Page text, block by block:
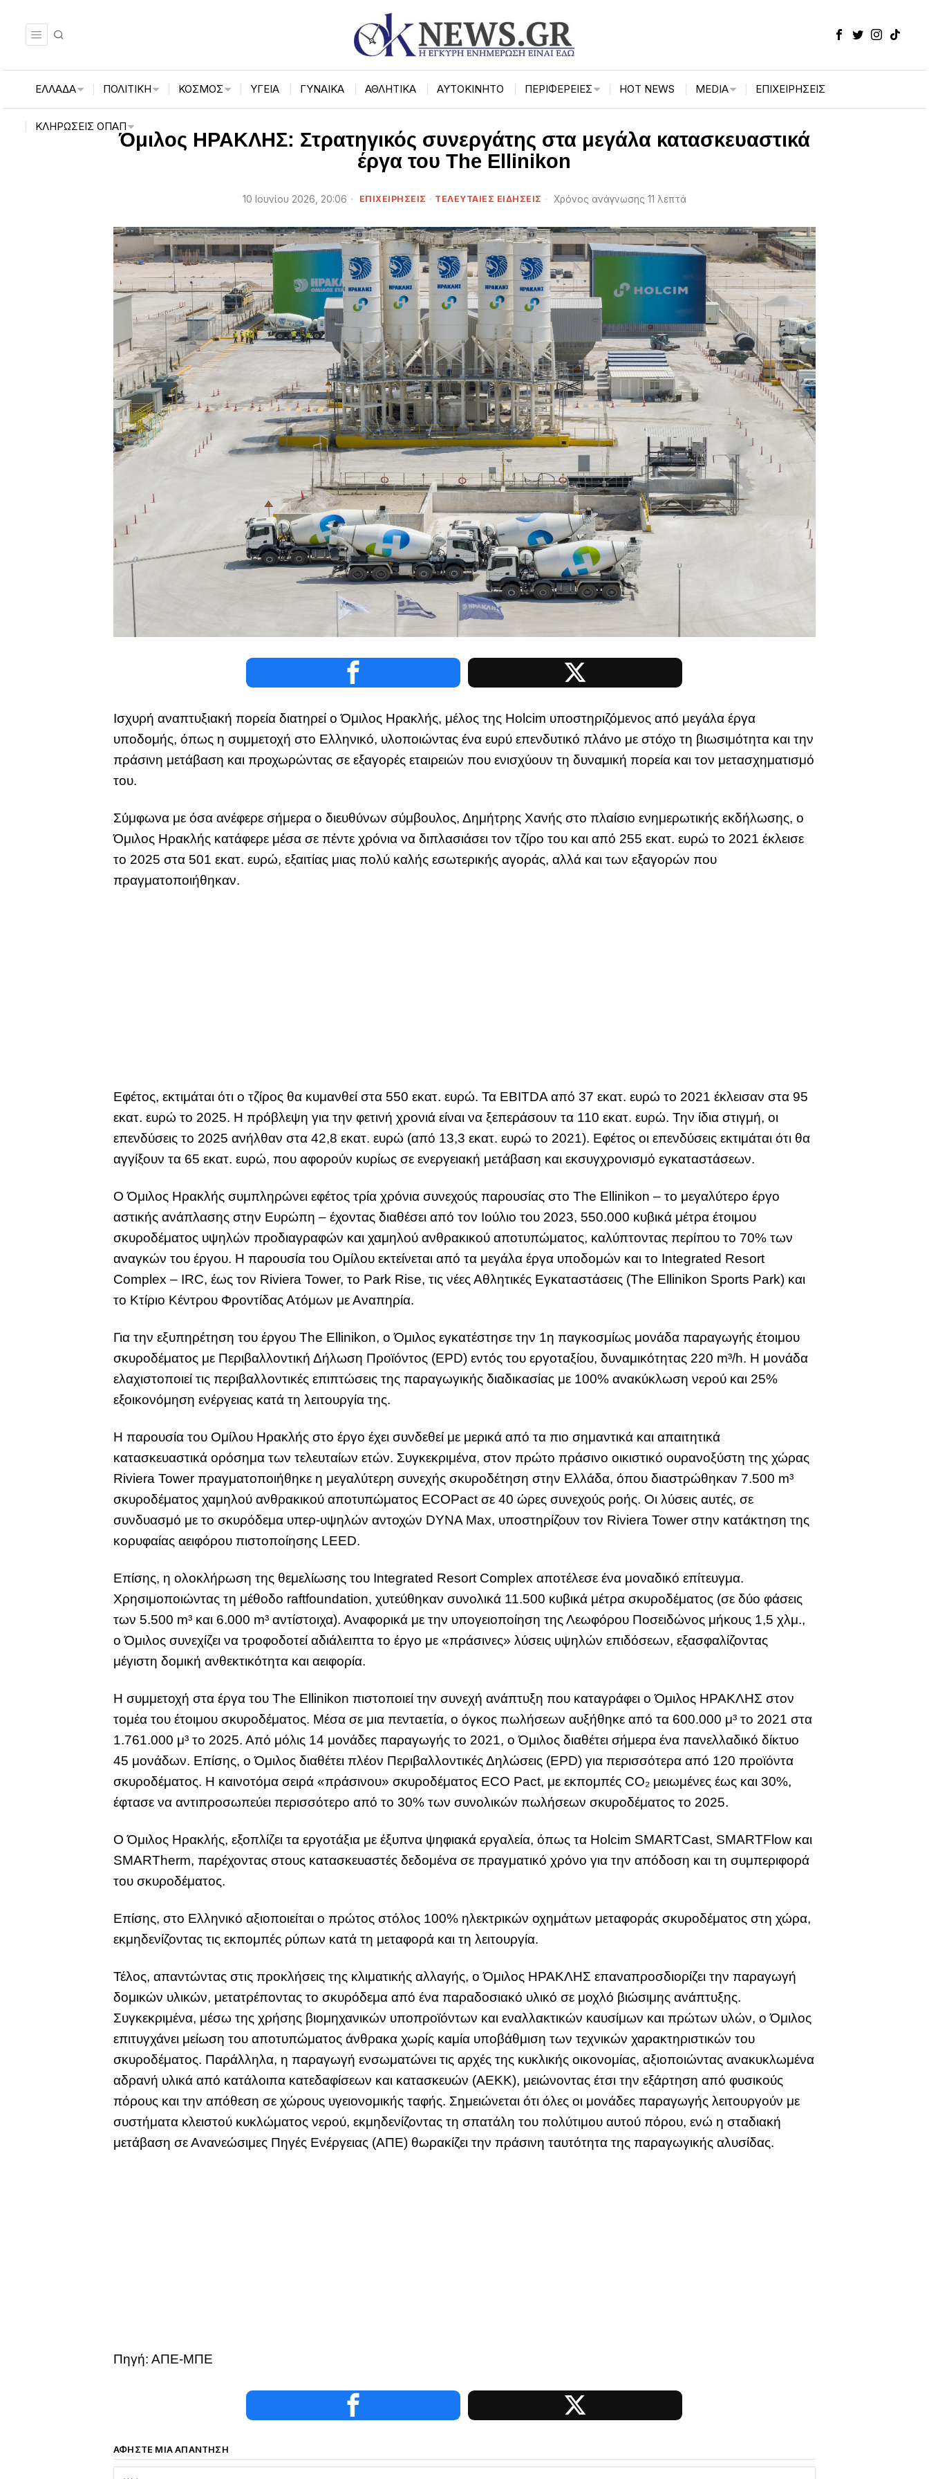
ΕΛΛΑΔΑ ΠΟΛΙΤΙΚΗ ΚΟΣΜΟΣ ΥΓΕΙΑ ΓΥΝΑΙΚΑ ΑΘΛΗΤΙΚΑ ΑΥΤΟΚΙΝΗΤΟ ΠΕΡΙΦΈΡΕΙΕΣ HOT NEWS MEDIA ΕΠΙΧΕΙΡΉΣΕΙΣ
ΚΛΗΡΏΣΕΙΣ ΟΠΑΠ
Όμιλος ΗΡΑΚΛΗΣ: Στρατηγικός συνεργάτης στα μεγάλα κατασκευαστικά
έργα του The Ellinikon
10 Ιουνίου 2026, 20:06 ΕΠΙΧΕΙΡΉΣΕΙΣ · ΤΕΛΕΥΤΑΙΕΣ ΕΙΔΗΣΕΙΣ Χρόνος ανάγνωσης 11 λεπτά
Ισχυρή αναπτυξιακή πορεία διατηρεί ο Όμιλος Ηρακλής, μέλος της Holcim υποστηριζόμενος από μεγάλα έργα
υποδομής, όπως η συμμετοχή στο Ελληνικό, υλοποιώντας ένα ευρύ επενδυτικό πλάνο με στόχο τη βιωσιμότητα και την
πράσινη μετάβαση και προχωρώντας σε εξαγορές εταιρειών που ενισχύουν τη δυναμική πορεία και τον μετασχηματισμό
του.
Σύμφωνα με όσα ανέφερε σήμερα ο διευθύνων σύμβουλος, Δημήτρης Χανής στο πλαίσιο ενημερωτικής εκδήλωσης, ο
Όμιλος Ηρακλής κατάφερε μέσα σε πέντε χρόνια να διπλασιάσει τον τζίρο του και από 255 εκατ. ευρώ το 2021 έκλεισε
το 2025 στα 501 εκατ. ευρώ, εξαιτίας μιας πολύ καλής εσωτερικής αγοράς, αλλά και των εξαγορών που
πραγματοποιήθηκαν.
Εφέτος, εκτιμάται ότι ο τζίρος θα κυμανθεί στα 550 εκατ. ευρώ. Τα EBITDA από 37 εκατ. ευρώ το 2021 έκλεισαν στα 95
εκατ. ευρώ το 2025. Η πρόβλεψη για την φετινή χρονιά είναι να ξεπεράσουν τα 110 εκατ. ευρώ. Την ίδια στιγμή, οι
επενδύσεις το 2025 ανήλθαν στα 42,8 εκατ. ευρώ (από 13,3 εκατ. ευρώ το 2021). Εφέτος οι επενδύσεις εκτιμάται ότι θα
αγγίξουν τα 65 εκατ. ευρώ, που αφορούν κυρίως σε ενεργειακή μετάβαση και εκσυγχρονισμό εγκαταστάσεων.
Ο Όμιλος Ηρακλής συμπληρώνει εφέτος τρία χρόνια συνεχούς παρουσίας στο The Ellinikon – το μεγαλύτερο έργο
αστικής ανάπλασης στην Ευρώπη – έχοντας διαθέσει από τον Ιούλιο του 2023, 550.000 κυβικά μέτρα έτοιμου
σκυροδέματος υψηλών προδιαγραφών και χαμηλού ανθρακικού αποτυπώματος, καλύπτοντας περίπου το 70% των
αναγκών του έργου. Η παρουσία του Ομίλου εκτείνεται από τα μεγάλα έργα υποδομών και το Integrated Resort
Complex – IRC, έως τον Riviera Tower, το Park Rise, τις νέες Αθλητικές Εγκαταστάσεις (The Ellinikon Sports Park) και
το Κτίριο Κέντρου Φροντίδας Ατόμων με Αναπηρία.
Για την εξυπηρέτηση του έργου The Ellinikon, ο Όμιλος εγκατέστησε την 1η παγκοσμίως μονάδα παραγωγής έτοιμου
σκυροδέματος με Περιβαλλοντική Δήλωση Προϊόντος (EPD) εντός του εργοταξίου, δυναμικότητας 220 m³/h. H μονάδα
ελαχιστοποιεί τις περιβαλλοντικές επιπτώσεις της παραγωγικής διαδικασίας με 100% ανακύκλωση νερού και 25%
εξοικονόμηση ενέργειας κατά τη λειτουργία της.
Η παρουσία του Ομίλου Ηρακλής στο έργο έχει συνδεθεί με μερικά από τα πιο σημαντικά και απαιτητικά
κατασκευαστικά ορόσημα των τελευταίων ετών. Συγκεκριμένα, στον πρώτο πράσινο οικιστικό ουρανοξύστη της χώρας
Riviera Tower πραγματοποιήθηκε η μεγαλύτερη συνεχής σκυροδέτηση στην Ελλάδα, όπου διαστρώθηκαν 7.500 m³
σκυροδέματος χαμηλού ανθρακικού αποτυπώματος ECOPact σε 40 ώρες συνεχούς ροής. Οι λύσεις αυτές, σε
συνδυασμό με το σκυρόδεμα υπερ-υψηλών αντοχών DYNA Max, υποστηρίζουν τον Riviera Tower στην κατάκτηση της
κορυφαίας αειφόρου πιστοποίησης LEED.
Επίσης, η ολοκλήρωση της θεμελίωσης του Integrated Resort Complex αποτέλεσε ένα μοναδικό επίτευγμα.
Χρησιμοποιώντας τη μέθοδο raftfoundation, χυτεύθηκαν συνολικά 11.500 κυβικά μέτρα σκυροδέματος (σε δύο φάσεις
των 5.500 m³ και 6.000 m³ αντίστοιχα). Αναφορικά με την υπογειοποίηση της Λεωφόρου Ποσειδώνος μήκους 1,5 χλμ.,
ο Όμιλος συνεχίζει να τροφοδοτεί αδιάλειπτα το έργο με «πράσινες» λύσεις υψηλών επιδόσεων, εξασφαλίζοντας
μέγιστη δομική ανθεκτικότητα και αειφορία.
Η συμμετοχή στα έργα του The Ellinikon πιστοποιεί την συνεχή ανάπτυξη που καταγράφει ο Όμιλος ΗΡΑΚΛΗΣ στον
τομέα του έτοιμου σκυροδέματος. Μέσα σε μια πενταετία, ο όγκος πωλήσεων αυξήθηκε από τα 600.000 μ³ το 2021 στα
1.761.000 μ³ το 2025. Από μόλις 14 μονάδες παραγωγής το 2021, ο Όμιλος διαθέτει σήμερα ένα πανελλαδικό δίκτυο
45 μονάδων. Επίσης, ο Όμιλος διαθέτει πλέον Περιβαλλοντικές Δηλώσεις (EPD) για περισσότερα από 120 προϊόντα
σκυροδέματος. Η καινοτόμα σειρά «πράσινου» σκυροδέματος ECO Pact, με εκπομπές CO₂ μειωμένες έως και 30%,
έφτασε να αντιπροσωπεύει περισσότερο από το 30% των συνολικών πωλήσεων σκυροδέματος το 2025.
Ο Όμιλος Ηρακλής, εξοπλίζει τα εργοτάξια με έξυπνα ψηφιακά εργαλεία, όπως τα Holcim SMARTCast, SMARTFlow και
SMARTherm, παρέχοντας στους κατασκευαστές δεδομένα σε πραγματικό χρόνο για την απόδοση και τη συμπεριφορά
του σκυροδέματος.
Επίσης, στο Ελληνικό αξιοποιείται ο πρώτος στόλος 100% ηλεκτρικών οχημάτων μεταφοράς σκυροδέματος στη χώρα,
εκμηδενίζοντας τις εκπομπές ρύπων κατά τη μεταφορά και τη λειτουργία.
Τέλος, απαντώντας στις προκλήσεις της κλιματικής αλλαγής, ο Όμιλος ΗΡΑΚΛΗΣ επαναπροσδιορίζει την παραγωγή
δομικών υλικών, μετατρέποντας το σκυρόδεμα από ένα παραδοσιακό υλικό σε μοχλό βιώσιμης ανάπτυξης.
Συγκεκριμένα, μέσω της χρήσης βιομηχανικών υποπροϊόντων και εναλλακτικών καυσίμων και πρώτων υλών, ο Όμιλος
επιτυγχάνει μείωση του αποτυπώματος άνθρακα χωρίς καμία υποβάθμιση των τεχνικών χαρακτηριστικών του
σκυροδέματος. Παράλληλα, η παραγωγή ενσωματώνει τις αρχές της κυκλικής οικονομίας, αξιοποιώντας ανακυκλωμένα
αδρανή υλικά από κατάλοιπα κατεδαφίσεων και κατασκευών (ΑΕΚΚ), μειώνοντας έτσι την εξάρτηση από φυσικούς
πόρους και την απόθεση σε χώρους υγειονομικής ταφής. Σημειώνεται ότι όλες οι μονάδες παραγωγής λειτουργούν με
συστήματα κλειστού κυκλώματος νερού, εκμηδενίζοντας τη σπατάλη του πολύτιμου αυτού πόρου, ενώ η σταδιακή
μετάβαση σε Ανανεώσιμες Πηγές Ενέργειας (ΑΠΕ) θωρακίζει την πράσινη ταυτότητα της παραγωγικής αλυσίδας.
Πηγή: ΑΠΕ-ΜΠΕ
ΑΦΉΣΤΕ ΜΙΑ ΑΠΆΝΤΗΣΗ